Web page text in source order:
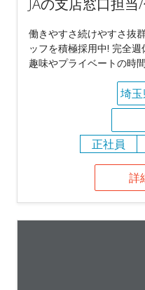
JAの支店窓口担
働きやすさ続けやすさ抜
ッフを積極採用中! 完全
趣味やプライベートの時
埼
正社員
詳